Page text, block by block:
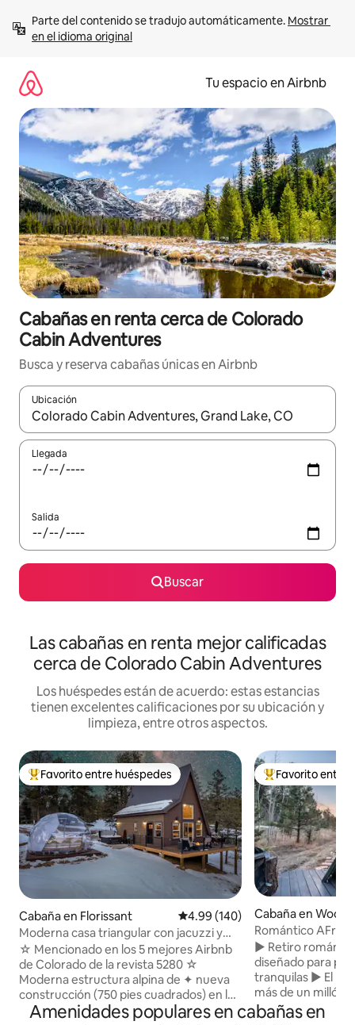
contenido
Parte del contenido se tradujo automáticamente. Mostrar
en el idioma original
Tu espacio en Airbnb
Cabañas en renta cerca de Colorado
Cabin Adventures
Busca y reserva cabañas únicas en Airbnb
Ubicación
Cuando los resultados estén disponibles, podrás navegar
Llegada
Salida
Buscar
Las cabañas en renta mejor calificadas
cerca de Colorado Cabin Adventures
Los huéspedes están de acuerdo: estas estancias
tienen excelentes calificaciones por su ubicación y
limpieza, entre otros aspectos.
De los mejores en Favorito entre huéspedes
Favorito entre huéspedes
Cabaña en Florissant Calificación promedio: 4.99 de
4.99 (140)
Moderna casa triangular con jacuzzi y
cúpula para observar las estrellas
☆ Mencionado en los 5 mejores Airbnb
de Colorado de la revista 5280 ☆
Moderna estructura alpina de ✦ nueva
construcción (750 pies cuadrados) en la
región de Pikes Peak ✦ Dos dormitorios
De los mejores
Favorito entre
Cabaña en
Romántico
privado*Fuego
de estrellas
► Retiro
diseñado para
tranquilas ► El
más de un millón
nacional con un
Amenidades populares en cabañas en